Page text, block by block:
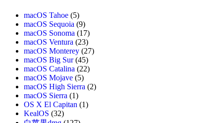
macOS Tahoe (5)
macOS Sequoia (9)
macOS Sonoma (17)
macOS Ventura (23)
macOS Monterey (27)
macOS Big Sur(45)
macOS Catalina (22)
macOS Mojave (5)
macOS High Sierra (2)
macOS Sierra (1)
OS X El Capitan (1)
KealOS (32)